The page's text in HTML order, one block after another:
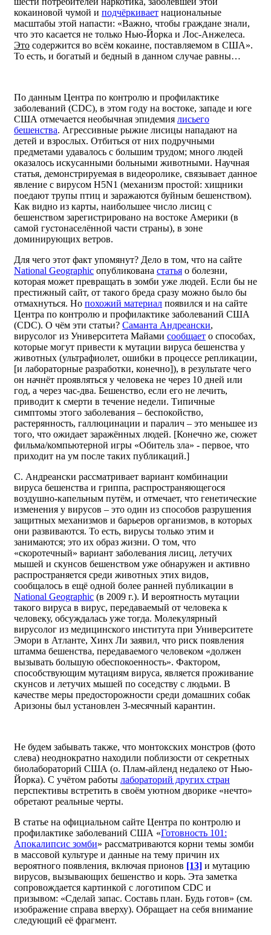
кокаиновой чумой и подчёркивает национальные
масштабы этой напасти: «Важно, чтобы граждане знали,
что это касается не только Нью-Йорка и Лос-Анжелеса.
Это содержится во всём кокаине, поставляемом в США».
То есть, и богатый и бедный в данном случае равны…
По данным Центра по контролю и профилактике
заболеваний (CDC), в этом году на востоке, западе и юге
США отмечается необычная эпидемия лисьего
бешенства. Агрессивные рыжие лисицы нападают на
детей и взрослых. Отбиться от них подручными
предметами удавалось с большим трудом; много людей
оказалось искусанными больными животными. Научная
статья, демонстрируемая в видеоролике, связывает данное
явление с вирусом H5N1 (механизм простой: хищники
поедают трупы птиц и заражаются буйным бешенством).
Как видно из карты, наибольшее число лисиц с
бешенством зарегистрировано на востоке Америки (в
самой густонаселённой части страны), в зоне
доминирующих ветров.
Для чего этот факт упомянут? Дело в том, что на сайте
National Geographic опубликована статья о болезни,
которая может превращать в зомби уже людей. Если бы не
престижный сайт, от такого бреда сразу можно было бы
отмахнуться. Но похожий материал появился и на сайте
Центра по контролю и профилактике заболеваний США
(CDC). О чём эти статьи? Саманта Андреански,
вирусолог из Университета Майами сообщает о способах,
которые могут привести к мутации вируса бешенства у
животных (ультрафиолет, ошибки в процессе репликации,
[и лабораторные разработки, конечно]), в результате чего
он начнёт проявляться у человека не через 10 дней или
год, а через час-два. Бешенство, если его не лечить,
приводит к смерти в течение недели. Типичные
симптомы этого заболевания – беспокойство,
растерянность, галлюцинации и паралич – это меньшее из
того, что ожидает заражённых людей. [Конечно же, сюжет
фильма/компьютерной игры «Обитель зла» - первое, что
приходит на ум после таких публикаций.]
С. Андреански рассматривает вариант комбинации
вируса бешенства и гриппа, распространяющегося
воздушно-капельным путём, и отмечает, что генетические
изменения у вирусов – это один из способов разрушения
защитных механизмов и барьеров организмов, в которых
они развиваются. То есть, вирусы только этим и
занимаются; это их образ жизни. О том, что
«скоротечный» вариант заболевания лисиц, летучих
мышей и скунсов бешенством уже обнаружен и активно
распространяется среди животных этих видов,
сообщалось в ещё одной более ранней публикации в
National Geographic (в 2009 г.). И вероятность мутации
такого вируса в вирус, передаваемый от человека к
человеку, обсуждалась уже тогда. Молекулярный
вирусолог из медицинского института при Университете
Эмори в Атланте, Хинх Ли заявил, что риск появления
штамма бешенства, передаваемого человеком «должен
вызывать большую обеспокоенность». Фактором,
способствующим мутациям вируса, является проживание
скунсов и летучих мышей по соседству с людьми. В
качестве меры предосторожности среди домашних собак
Аризоны был установлен 3-месячный карантин.
Не будем забывать также, что монтокских монстров (фото
слева) неоднократно находили поблизости от секретных
биолабораторий США (о. Плам-айленд недалеко от Нью-
Йорка). С учётом работы лабораторий других стран
перспективы встретить в своём уютном дворике «нечто»
обретают реальные черты.
В статье на официальном сайте Центра по контролю и
профилактике заболеваний США «Готовность 101:
Апокалипсис зомби» рассматриваются корни темы зомби
в массовой культуре и данные на тему причин их
вероятного появления, включая прионов [13] и мутацию
вирусов, вызывающих бешенство и корь. Эта заметка
сопровождается картинкой с логотипом CDC и
призывом: «Сделай запас. Составь план. Будь готов» (см.
изображение справа вверху). Обращает на себя внимание
следующий её фрагмент.